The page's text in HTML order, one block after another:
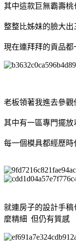
其中這款巨無霸壽桃
整整比姊妹的臉大
現在連拜拜的貢品
老板領著我進去參
其中有一區專門擺
每一個模具都經歷
就連房子的設計手
麼精細 但仍有質感